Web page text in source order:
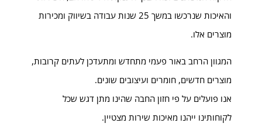
והאיכות שנרכשו במשך 25 שנות עבודה בשיווק ומכירות
מוצרים אלו.
המגוון הרחב באור פעמי מתחדש ומתעדכן לעתים קרובות,
מוצרים חדשים, חומרים ועיצובים שונים.
אנו פועלים על פי חזון החבה שהינו מתן דגש שכל
לקוחותינו ייהנו מאיכות שירות מצטיין.